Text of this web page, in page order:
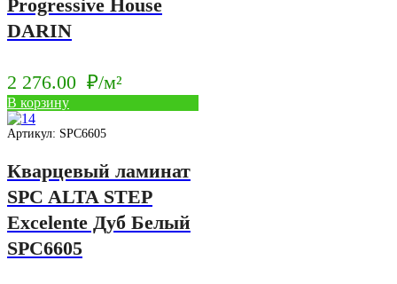
Progressive House
DARIN
2 276.00 ₽/м²
В корзину
Артикул: SPC6605
Кварцевый ламинат
SPC ALTA STEP
Excelente Дуб Белый
SPC6605